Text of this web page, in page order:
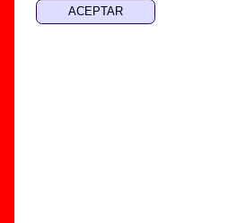
ayudar a
completar esta información